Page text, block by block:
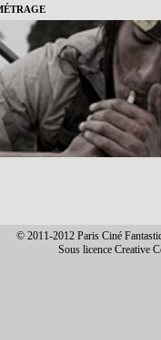
© 2011-2012 Paris Ciné
Sous licence Creative